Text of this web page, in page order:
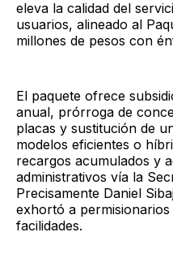
eleva la calidad del
usuarios, alineado al
millones de pesos con
El paquete ofrece
anual, prórroga de
placas y sustitución de
modelos eficientes o
recargos acumulados y
administrativos vía la
Precisamente Daniel
exhortó a
facilidades.